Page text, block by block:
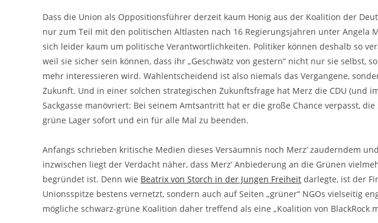
Dass die Union als Oppositionsführer derzeit kaum Honig aus der Koalition der
nur zum Teil mit den politischen Altlasten nach 16 Regierungsjahren unter Angela
sich leider kaum um politische Verantwortlichkeiten. Politiker können deshalb so
weil sie sicher sein können, dass ihr „Geschwätz von gestern“ nicht nur sie selbst,
mehr interessieren wird. Wahlentscheidend ist also niemals das Vergangene,
Zukunft. Und in einer solchen strategischen Zukunftsfrage hat Merz die CDU (und
Sackgasse manövriert: Bei seinem Amtsantritt hat er die große Chance verpasst,
grüne Lager sofort und ein für alle Mal zu beenden.
Anfangs schrieben kritische Medien dieses Versäumnis noch Merz’ zauderndem
inzwischen liegt der Verdacht näher, dass Merz’ Anbiederung an die Grünen
begründet ist. Denn wie Beatrix von Storch in der Jungen Freiheit darlegte, ist der
Unionsspitze bestens vernetzt, sondern auch auf Seiten „grüner“ NGOs vielseitig
mögliche schwarz-grüne Koalition daher treffend als eine „Koalition von BlackRock